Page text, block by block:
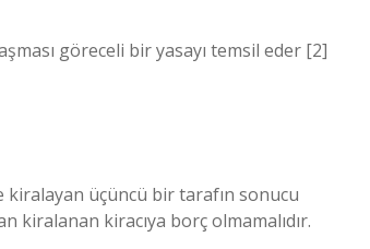
göreceli bir yasayı temsil eder [2]
kiralayan üçüncü bir tarafın sonucu
kiracıya borç olmamalıdır.